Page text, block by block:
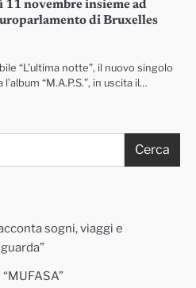
11 novembre insieme ad
di Bruxelles
“L’ultima notte”, il nuovo singolo
“M.A.P.S.”, in uscita il…
Cerca
sogni, viaggi e